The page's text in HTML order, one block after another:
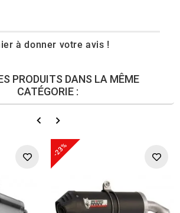
à donner votre avis !
PRODUITS DANS LA MÊME
CATÉGORIE :
-23%